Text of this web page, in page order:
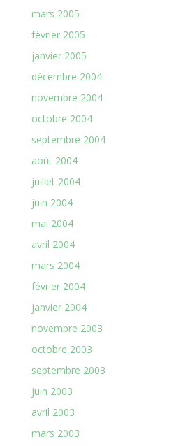
mars 2005
février 2005
janvier 2005
décembre 2004
novembre 2004
octobre 2004
septembre 2004
août 2004
juillet 2004
juin 2004
mai 2004
avril 2004
mars 2004
février 2004
janvier 2004
novembre 2003
octobre 2003
septembre 2003
juin 2003
avril 2003
mars 2003